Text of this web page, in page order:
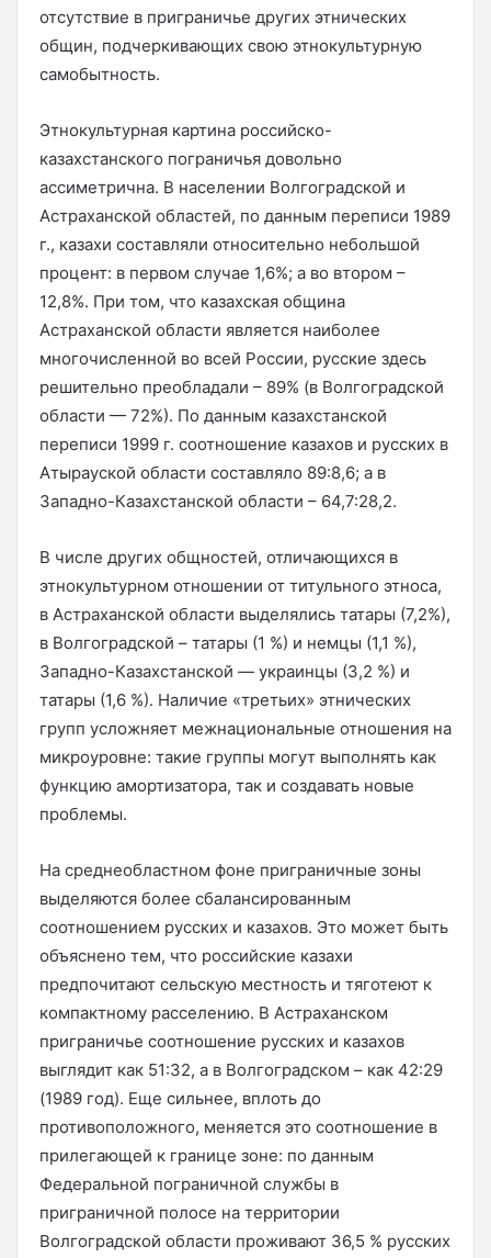
отсутствие в приграничье других этнических
общин, подчеркивающих свою этнокультурную
самобытность.
Этнокультурная картина российско-
казахстанского пограничья довольно
ассиметрична. В населении Волгоградской и
Астраханской областей, по данным переписи 1989
г., казахи составляли относительно небольшой
процент: в первом случае 1,6%; а во втором –
12,8%. При том, что казахская община
Астраханской области является наиболее
многочисленной во всей России, русские здесь
решительно преобладали – 89% (в Волгоградской
области — 72%). По данным казахстанской
переписи 1999 г. соотношение казахов и русских в
Атырауской области составляло 89:8,6; а в
Западно-Казахстанской области – 64,7:28,2.
В числе других общностей, отличающихся в
этнокультурном отношении от титульного этноса,
в Астраханской области выделялись татары (7,2%),
в Волгоградской – татары (1 %) и немцы (1,1 %),
Западно-Казахстанской — украинцы (3,2 %) и
татары (1,6 %). Наличие «третьих» этнических
групп усложняет межнациональные отношения на
микроуровне: такие группы могут выполнять как
функцию амортизатора, так и создавать новые
проблемы.
На среднеобластном фоне приграничные зоны
выделяются более сбалансированным
соотношением русских и казахов. Это может быть
объяснено тем, что российские казахи
предпочитают сельскую местность и тяготеют к
компактному расселению. В Астраханском
приграничье соотношение русских и казахов
выглядит как 51:32, а в Волгоградском – как 42:29
(1989 год). Еще сильнее, вплоть до
противоположного, меняется это соотношение в
прилегающей к границе зоне: по данным
Федеральной пограничной службы в
приграничной полосе на территории
Волгоградской области проживают 36,5 % русских